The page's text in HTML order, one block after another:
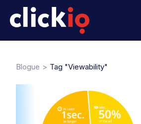
Blogue Tag "Viewability"